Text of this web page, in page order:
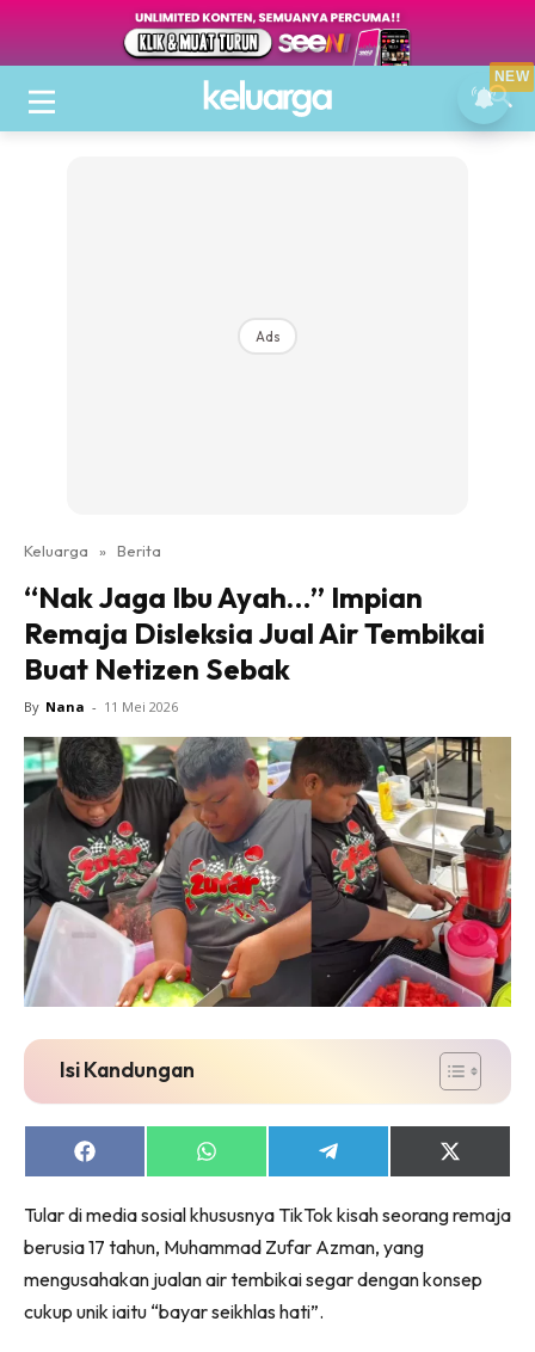
Ads
Keluarga » Berita
“Nak Jaga Ibu Ayah…” Impian
Remaja Disleksia Jual Air Tembikai
Buat Netizen Sebak
By Nana - 11 Mei 2026
Isi Kandungan
Share
on
Share
on
Share
on
Share
on
(Twitter)
Tular di media sosial khususnya TikTok kisah seorang remaja
berusia 17 tahun, Muhammad Zufar Azman, yang
mengusahakan jualan air tembikai segar dengan konsep
cukup unik iaitu “bayar seikhlas hati”.
NEW